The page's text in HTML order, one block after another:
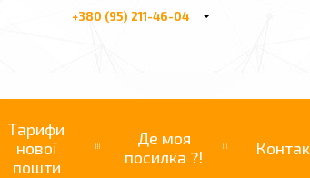
+380 (95) 211-46-04
Тарифи
нової
пошти
Де моя
посилка ?!